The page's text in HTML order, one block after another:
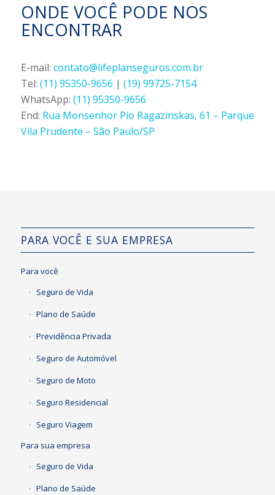
ONDE VOCÊ PODE NOS
ENCONTRAR
E-mail: contato@lifeplanseguros.com.br
Tel: (11) 95350-9656 | (19) 99725-7154
WhatsApp: (11) 95350-9656
End: Rua Monsenhor Pío Ragazinskas, 61 – Parque
Vila Prudente – São Paulo/SP
PARA VOCÊ E SUA EMPRESA
Para você
Seguro de Vida
Plano de Saúde
Previdência Privada
Seguro de Automóvel
Seguro de Moto
Seguro Residencial
Seguro Viagem
Para sua empresa
Seguro de Vida
Plano de Saúde